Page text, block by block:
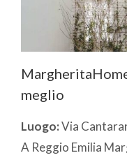
meglio
Luogo:Via
A Reggio Emilia